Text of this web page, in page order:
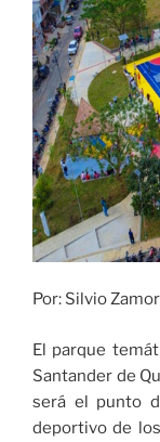
Por: Silvio
El parque
Santander de
será el punto
deportivo de